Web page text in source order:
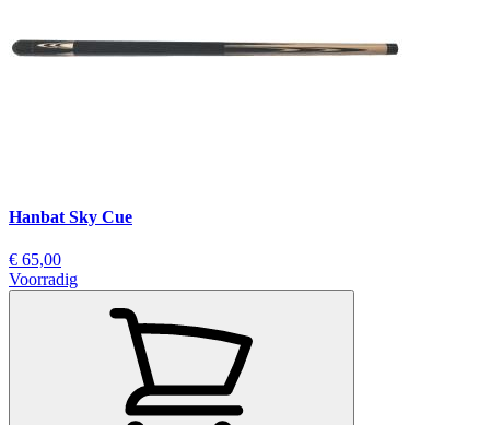
Hanbat Sky Cue
€ 65,00
Voorradig